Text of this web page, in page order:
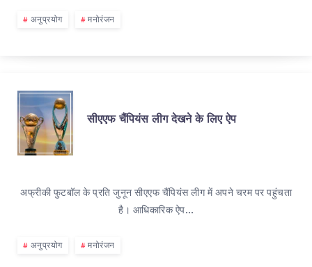
अनुप्रयोग मनोरंजन
सीएएफ चैंपियंस लीग देखने के लिए ऐप
अफ्रीकी फुटबॉल के प्रति जुनून सीएएफ चैंपियंस लीग में अपने चरम पर पहुंचता
है। आधिकारिक ऐप…
अनुप्रयोग मनोरंजन